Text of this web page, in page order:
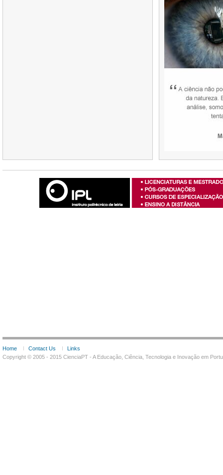
Home Contact Us
Links
Copyright © 2005 - 2015 CienciaPT - A Educação, Ciência, Tecnologia e Inovação em